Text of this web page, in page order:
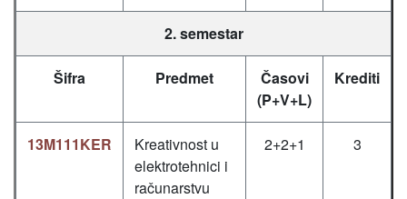
2. semestar
Šifra Predmet
Časovi
(P+V+L)
Krediti
13M111KER
Kreativnost u
elektrotehnici i
računarstvu
2+2+1 3